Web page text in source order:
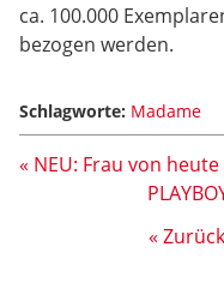
ca. 100.000
bezogen werden.
Schlagworte: Madame
« NEU: Frau von
«